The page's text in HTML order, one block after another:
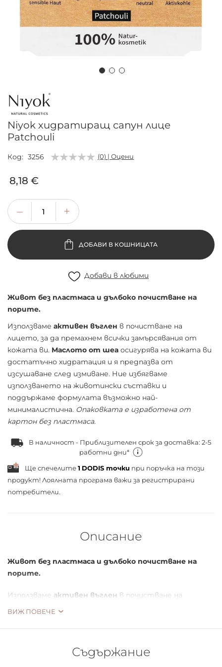
към
началото
на
галерия
със
снимки
Niyok хидратиращ сапун лице
Patchouli
Код 3256 (0) | Оцени
8,18 €
ДОБАВИ В КОШНИЦАТА
Добави в любими
Живот без пластмаса и дълбоко почистване на
порите.
Използваме активен въглен в почистване на
лицето, за да премахнем всички замърсявания от
кожата ви. Маслото от шеа осигурява на кожата ви
достатъчно хидратация и я предпазва от
изсушаване след измиване. Ние избягваме
използването на животински съставки и
поддържаме формулата възможно най-
минималистична. Опаковката е изработена от
картон без пластмаса.
В наличност - Приблизителен срок за доставка: 2-5
работни дни*
Ще спечелите1 DODIS точки при поръчка на този
продукт! Лоялната програма важи за регистрирани
потребители.
Описание
Живот без пластмаса и дълбоко почистване на
порите.
Използваме активен въглен в почистване на
използването на животински съставки и
ВИЖ ПОВЕЧЕ
Съдържание